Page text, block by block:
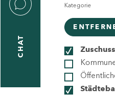
CHAT
Kategorie
Zuschuss